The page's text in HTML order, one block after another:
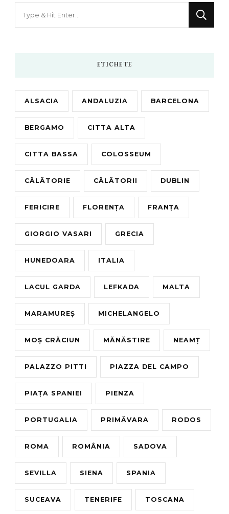
ETICHETE
ALSACIA ANDALUZIA BARCELONA
BERGAMO CITTA ALTA
CITTA BASSA COLOSSEUM
CĂLĂTORIE CĂLĂTORII DUBLIN
FERICIRE FLORENȚA FRANȚA
GIORGIO VASARI GRECIA
HUNEDOARA ITALIA
LACUL GARDA LEFKADA MALTA
MARAMUREȘ MICHELANGELO
MOȘ CRĂCIUN MĂNĂSTIRE NEAMȚ
PALAZZO PITTI PIAZZA DEL CAMPO
PIAȚA SPANIEI PIENZA
PORTUGALIA PRIMĂVARA RODOS
ROMA ROMÂNIA SADOVA
SEVILLA SIENA SPANIA
SUCEAVA TENERIFE TOSCANA